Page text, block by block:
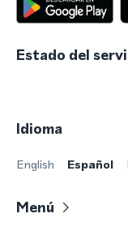
Estado del
Idioma
English Español
Menú